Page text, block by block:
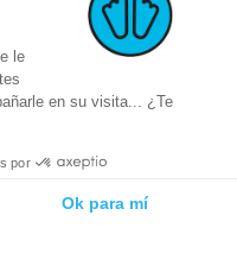
creation.com
le
en su visita... ¿Te
por
Ok para mí